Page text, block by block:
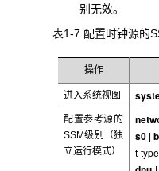
别无效。
表1-7 配置时钟源的
操作
进入系统视图
配置参考源的
SSM级别（独
立运行模式）
s0
t-